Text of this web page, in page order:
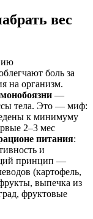
вес
боль за
на организм.
—
тела. Это — миф:
к минимуму
2–3 мес
питания:
и
принцип —
(картофель,
выпечка из
фруктовые